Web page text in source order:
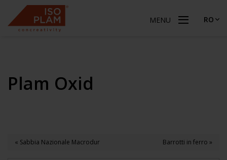
MENU RO
Plam Oxid
« Sabbia Nazionale Macrodur Barrotti in ferro »